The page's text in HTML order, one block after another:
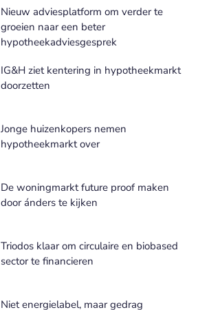
Nieuw adviesplatform om verder te
groeien naar een beter
hypotheekadviesgesprek
IG&H ziet kentering in hypotheekmarkt
doorzetten
Jonge huizenkopers nemen
hypotheekmarkt over
De woningmarkt future proof maken
door ánders te kijken
Triodos klaar om circulaire en biobased
sector te financieren
Niet energielabel, maar gedrag